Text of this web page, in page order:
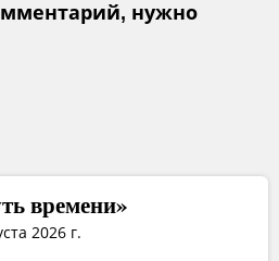
нужно
времени»
2026 г.